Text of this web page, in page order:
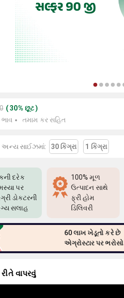
(30% છૂટ)
તમામ કર સહિત
અન્ય સાઈઝમાં: 30 કિગ્રા 1 કિગ્રા
દરેક
પર
ડોક્ટરની
સલાહ
100% મૂળ
ઉત્પાદન સાથે
ફ્રી હોમ
ડિલિવરી
60 લાખ ખેડૂતો કરે છે
એગ્રોસ્ટાર પર ભરોસો
વાપરવું